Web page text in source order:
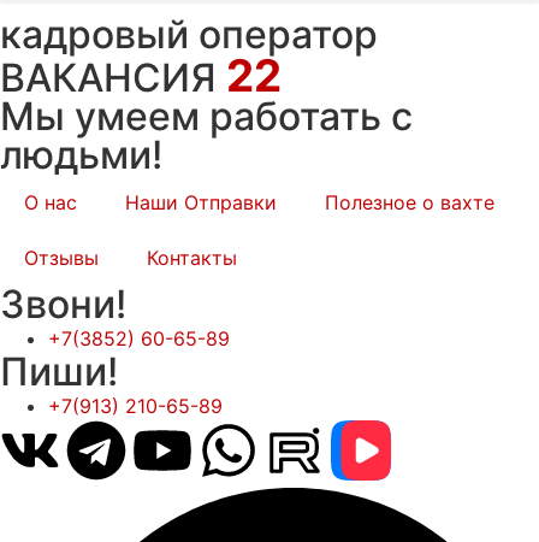
кадровый оператор
ВАКАНСИЯ 22
Мы умеем работать с
людьми!
О нас Наши Отправки Полезное о вахте
Отзывы Контакты
Звони!
+7(3852) 60-65-89
Пиши!
+7(913) 210-65-89